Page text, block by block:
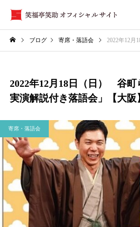
ブログ 寄席・落語会 2022年12月18日（日）
2022年12月18日（日） 谷町
実演解説付き落語会」【大阪
寄席・落語会